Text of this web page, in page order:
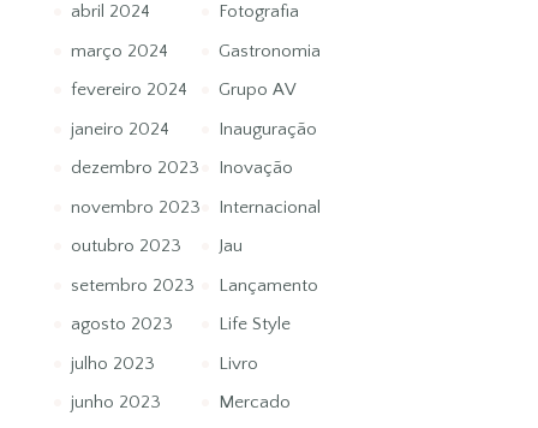
abril 2024
março 2024
fevereiro 2024
janeiro 2024
dezembro 2023
novembro 2023
outubro 2023
setembro 2023
agosto 2023
julho 2023
junho 2023
Fotografia
Gastronomia
Grupo AV
Inauguração
Inovação
Internacional
Jau
Lançamento
Life Style
Livro
Mercado